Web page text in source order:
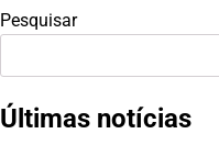
Pesquisar
Últimas notícias